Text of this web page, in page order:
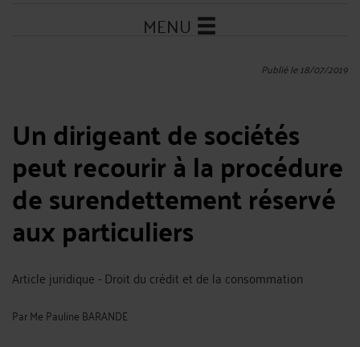
MENU
Publié le 18/07/2019
Un dirigeant de sociétés
peut recourir à la procédure
de surendettement réservé
aux particuliers
Article juridique - Droit du crédit et de la consommation
ParMe Pauline BARANDE